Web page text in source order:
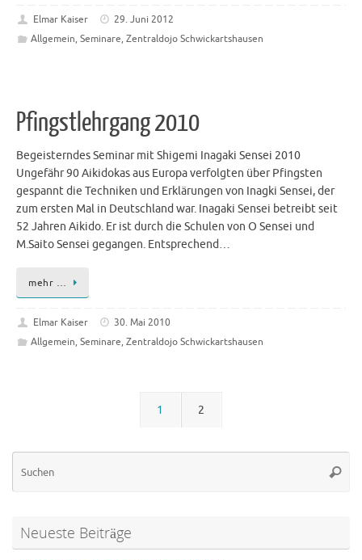
Elmar Kaiser
29. Juni 2012
Allgemein, Seminare, Zentraldojo Schwickartshausen
Pfingstlehrgang 2010
Begeisterndes Seminar mit Shigemi Inagaki Sensei 2010
Ungefähr 90 Aikidokas aus Europa verfolgten über Pfingsten
gespannt die Techniken und Erklärungen von Inagki Sensei, der
zum ersten Mal in Deutschland war. Inagaki Sensei betreibt seit
52 Jahren Aikido. Er ist durch die Schulen von O Sensei und
M.Saito Sensei gegangen. Entsprechend…
mehr …
Elmar Kaiser
30. Mai 2010
Allgemein, Seminare, Zentraldojo Schwickartshausen
1 2
Neueste Beiträge